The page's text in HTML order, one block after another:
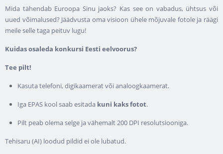
Mida tähendab Euroopa Sinu jaoks? Kas see on vabadus, ühtsus või
uued võimalused? Jäädvusta oma visioon ühele mõjuvale fotole ja räägi
meile selle taga peituv lugu!
Kuidas osaleda konkursi Eesti eelvoorus?
Tee pilt!
Kasuta telefoni, digikaamerat või analoogkaamerat.
Iga EPAS kool saab esitada kuni kaks fotot.
Pilt peab olema selge ja vähemalt 200 DPI resolutsiooniga.
Tehisaru (AI) loodud pildid ei ole lubatud.